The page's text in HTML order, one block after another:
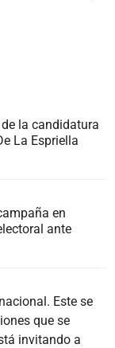
la candidatura
La Espriella
en
ante
Este se
que se
invitando a